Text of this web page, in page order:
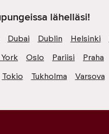
lähelläsi!
Dubai Dublin Helsinki
Oslo Pariisi Praha
Tokio Tukholma Varsova